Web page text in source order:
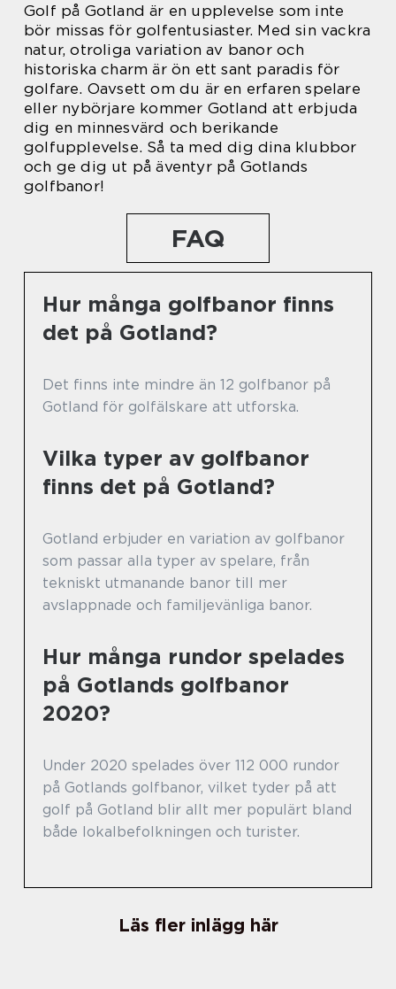
Golf på Gotland är en upplevelse som inte
bör missas för golfentusiaster. Med sin vackra
natur, otroliga variation av banor och
historiska charm är ön ett sant paradis för
golfare. Oavsett om du är en erfaren spelare
eller nybörjare kommer Gotland att erbjuda
dig en minnesvärd och berikande
golfupplevelse. Så ta med dig dina klubbor
och ge dig ut på äventyr på Gotlands
golfbanor!
FAQ
Hur många golfbanor finns
det på Gotland?
Det finns inte mindre än 12 golfbanor på
Gotland för golfälskare att utforska.
Vilka typer av golfbanor
finns det på Gotland?
Gotland erbjuder en variation av golfbanor
som passar alla typer av spelare, från
tekniskt utmanande banor till mer
avslappnade och familjevänliga banor.
Hur många rundor spelades
på Gotlands golfbanor
2020?
Under 2020 spelades över 112 000 rundor
på Gotlands golfbanor, vilket tyder på att
golf på Gotland blir allt mer populärt bland
både lokalbefolkningen och turister.
Läs fler inlägg här